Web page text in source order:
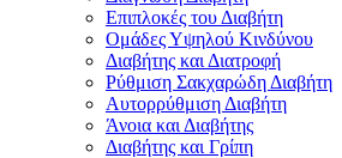
Επιπλοκές του Διαβήτη
Oμάδες Υψηλού Κινδύνου
Διαβήτης και Διατροφή
Ρύθμιση Σακχαρώδη Διαβήτη
Αυτορρύθμιση Διαβήτη
Άνοια και Διαβήτης
Διαβήτης και Γρίπη